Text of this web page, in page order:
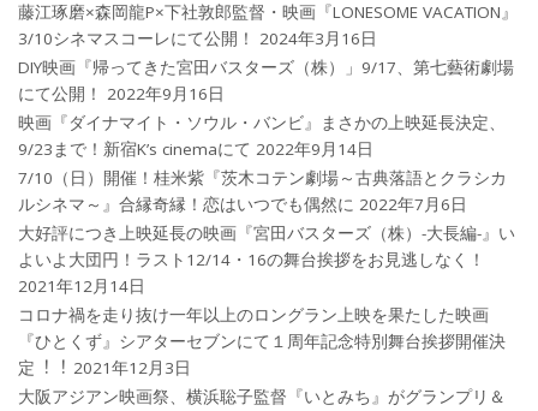
藤江琢磨×森岡龍P×下社敦郎監督・映画『LONESOME VACATION』
3/10シネマスコーレにて公開！
2024年3月16日
DIY映画『帰ってきた宮田バスターズ（株）」9/17、第七藝術劇場
にて公開！
2022年9月16日
映画『ダイナマイト・ソウル・バンビ』まさかの上映延長決定、
9/23まで！新宿K’s cinemaにて 2022年9月14日
7/10（日）開催！桂米紫『茨木コテン劇場～古典落語とクラシカ
ルシネマ～』合縁奇縁！恋はいつでも偶然に 2022年7月6日
大好評につき上映延長の映画『宮田バスターズ（株）-大長編-』い
よいよ大団円！ラスト12/14・16の舞台挨拶をお見逃しなく！
2021年12月14日
コロナ禍を⾛り抜け⼀年以上のロングラン上映を果たした映画
『ひとくず』シアターセブンにて１周年記念特別舞台挨拶開催決
定︕︕ 2021年12月3日
大阪アジアン映画祭、横浜聡子監督『いとみち』がグランプリ＆